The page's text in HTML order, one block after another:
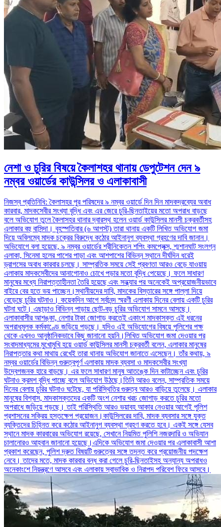
নেশা ও চুরির বিষয়ে কৈলাশহর থানায় ডেপুটেশন দেন ৯
নম্বর ওয়ার্ডের কাউন্সিলর ও এলাকাবাসী
নিজস্ব প্রতিনিধি: কৈলাসহর পুর পরিষদের ৯ নম্বর ওয়ার্ডে দিন দিন মাদকদ্রব্যের অবাধ
কারবার, মাদকসেবীর সংখ্যা বৃদ্ধি এবং এর জেরে চুরি-ছিনতাইয়ের মতো অপরাধ বাড়ছে
বলে অভিযোগ তুলে কৈলাসহর থানার দ্বারস্থ হলেন ওয়ার্ড কাউন্সিলর মানসী চক্রবর্তীসহ
এলাকার বহু বাসিন্দা। বৃহস্পতিবার (৬ আগস্ট) তারা থানায় একটি লিখিত অভিযোগ জমা
দিয়ে অবিলম্বে মাদক চক্রের বিরুদ্ধে কঠোর আইনানুগ ব্যবস্থা গ্রহণের দাবি জানান।
অভিযোগে বলা হয়েছে, ৯ নম্বর ওয়ার্ডের শ্রীনিকেতন শপিং কমপ্লেক্স, শ্মশানঘাট সংলগ্ন
এলাকা, সিনেমা হলের পাশের পাড়া এবং আশপাশের বিভিন্ন স্থানে দীর্ঘদিন ধরেই
ড্রাগসের অবাধ কারবার চলছে। সাম্প্রতিক সময়ে সেই প্রবণতা আরও বেড়ে যাওয়ায়
এলাকায় মাদকসেবীদের আনাগোনাও চোখে পড়ার মতো বৃদ্ধি পেয়েছে। ফলে সাধারণ
মানুষের মধ্যে নিরাপত্তাহীনতা তৈরি হয়েছে এবং সন্ধ্যার পর অনেকেই অপ্রয়োজনীয়ভাবে
বাইরে বের হতে ভয় পাচ্ছেন।স্থানীয়দের দাবি, মাদকের বিস্তারের সঙ্গে পাল্লা দিয়ে
বেড়েছে চুরির ঘটনাও। কয়েকদিন আগে সর্বানন্দ স্মরণী এলাকায় দিনের বেলায় একটি চুরির
ঘটনা ঘটে। এছাড়াও বিভিন্ন পাড়ায় ছোট-বড় চুরির অভিযোগ সামনে আসছে।
এলাকাবাসীর আশঙ্কা, নেশার টাকা জোগাড় করতেই একাংশ মাদকাসক্ত এই ধরনের
অপরাধমূলক কর্মকাণ্ডে জড়িয়ে পড়ছে। যদিও এই অভিযোগের বিষয়ে পুলিশের পক্ষ
থেকে এখনও আনুষ্ঠানিকভাবে কিছু জানানো হয়নি।লিখিত অভিযোগ জমা দেওয়ার পর
সংবাদমাধ্যমের মুখোমুখি হয়ে ওয়ার্ড কাউন্সিলর মানসী চক্রবর্তী বলেন, এলাকার মানুষের
নিরাপত্তার কথা মাথায় রেখেই তারা থানায় অভিযোগ জানাতে এসেছেন। তাঁর কথায়, ৯
নম্বর ওয়ার্ডের বিভিন্ন গুরুত্বপূর্ণ এলাকায় মাদক ব্যবসা ও মাদকসেবীর সংখ্যা
উদ্বেগজনক হারে বাড়ছে। এর ফলে সাধারণ মানুষ আতঙ্কে দিন কাটাচ্ছেন এবং চুরির
ঘটনাও ক্রমশ বৃদ্ধি পাচ্ছে বলে অভিযোগ উঠছে।তিনি আরও বলেন, সাম্প্রতিক সময়ে
দিনের বেলায় চুরির ঘটনাও ঘটেছে, যা পরিস্থিতির গুরুত্ব আরও বাড়িয়ে তুলেছে। এলাকার
মানুষের বিশ্বাস, মাদকাসক্তদের একটি অংশ নেশার খরচ জোগাড় করতে চুরির মতো
অপরাধে জড়িয়ে পড়ছে। তাই পরিস্থিতি আরও ভয়াবহ আকার নেওয়ার আগেই পুলিশ
প্রশাসনের সক্রিয় হস্তক্ষেপ প্রয়োজন।কাউন্সিলরের দাবি, মাদক ব্যবসার সঙ্গে যুক্ত
ব্যক্তিদের চিহ্নিত করে কঠোর আইনানুগ ব্যবস্থা গ্রহণ করতে হবে। একই সঙ্গে যেসব
স্থানে মাদক কারবারের অভিযোগ রয়েছে, সেখানে নিয়মিত পুলিশি নজরদারি ও অভিযান
চালানোরও আহ্বান জানানো হয়েছে।এদিকে অভিযোগ জমা দেওয়ার পর এলাকাবাসী আশা
প্রকাশ করেছেন, পুলিশ দ্রুত বিষয়টি গুরুত্বের সঙ্গে তদন্ত করে প্রয়োজনীয় পদক্ষেপ
নেবে। তাদের মতে, মাদক কারবার বন্ধ করা গেলে চুরি-ছিনতাইসহ অন্যান্য অপরাধও
অনেকাংশে নিয়ন্ত্রণে আসবে এবং এলাকায় স্বাভাবিক ও নিরাপদ পরিবেশ ফিরে আসবে।